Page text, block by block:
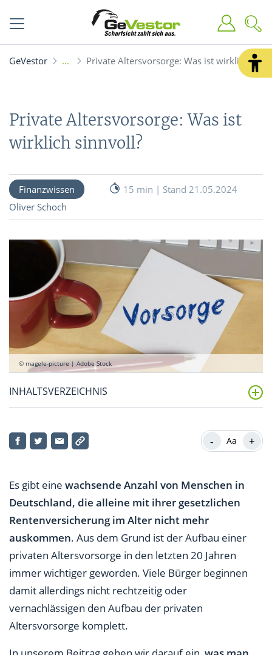
GeVestor Private Altersvorsorge: Was ist wirklich
Private Altersvorsorge: Was ist
wirklich sinnvoll?
Finanzwissen
15 min | Stand 21.05.2024
Oliver Schoch
© magele-picture | Adobe Stock
INHALTSVERZEICHNIS
zusammengefasst
Welche Möglichkeiten der privaten Altersvorsorge
habe ich?
Kapitallebensversicherung
Private Rentenversicherung als Altersvorsorge
Altersvorsorge mit Sparplänen
Immobilien als Altersvorsorge
Was ist Rürup? Die Basisrente mit steuerlichen
Vergünstigungen
- Aa +
Es gibt eine wachsende Anzahl von Menschen in
Deutschland, die alleine mit ihrer gesetzlichen
Rentenversicherung im Alter nicht mehr
auskommen. Aus dem Grund ist der Aufbau einer
privaten Altersvorsorge in den letzten 20 Jahren
immer wichtiger geworden. Viele Bürger beginnen
damit allerdings nicht rechtzeitig oder
vernachlässigen den Aufbau der privaten
Altersvorsorge komplett.